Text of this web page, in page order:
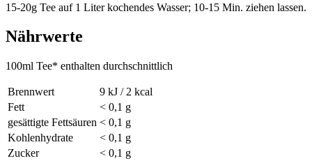
15-20g Tee auf 1 Liter kochendes Wasser; 10-15 Min. ziehen lassen.
Nährwerte
100ml Tee* enthalten durchschnittlich
Brennwert
9 kJ / 2 kcal
Fett
< 0,1 g
gesättigte Fettsäuren < 0,1 g
Kohlenhydrate
< 0,1 g
Zucker
< 0,1 g